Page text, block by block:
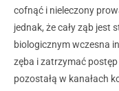
cofnąć i nieleczony
jednak, że cały ząb jest
biologicznym wczesna
zęba i zatrzymać
pozostałą w kanałach